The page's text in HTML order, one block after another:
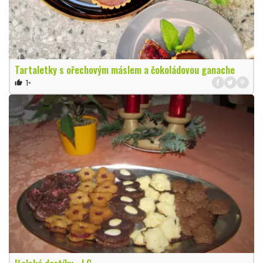
Tartaletky s ořechovým máslem a čokoládovou ganache
thumb_up 1×